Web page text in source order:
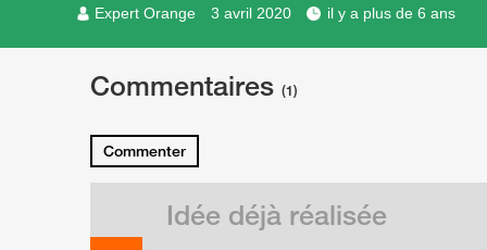
Expert Orange
3 avril 2020 il y a plus de 6 ans
Commentaires (1)
Commenter
Idée déjà réalisée